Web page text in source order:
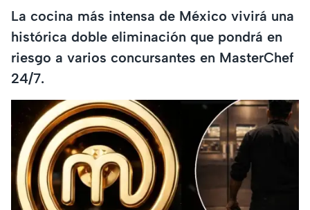
La cocina más intensa de México vivirá una
histórica doble eliminación que pondrá en
riesgo a varios concursantes en MasterChef
24/7.